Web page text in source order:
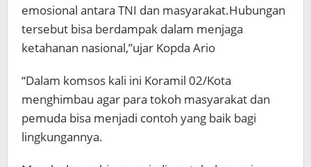
emosional antara TNI dan masyarakat.Hubungan
tersebut bisa berdampak dalam menjaga
ketahanan nasional,”ujar Kopda Ario
“Dalam komsos kali ini Koramil 02/Kota
menghimbau agar para tokoh masyarakat dan
pemuda bisa menjadi contoh yang baik bagi
lingkungannya.